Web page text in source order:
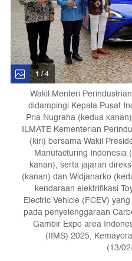
1 / 4
Wakil Menteri
didampingi Kepala Pusat
Pria Nugraha (kedua
ILMATE Kementerian
(kiri) bersama Wakil
Manufacturing Indonesia
kanan), serta jajaran
(kanan) dan Widjanarko
kendaraan elektrifikasi
Electric Vehicle (FCEV)
pada penyelenggaraan
Gambir Expo area
(IIMS) 2025,
(13/